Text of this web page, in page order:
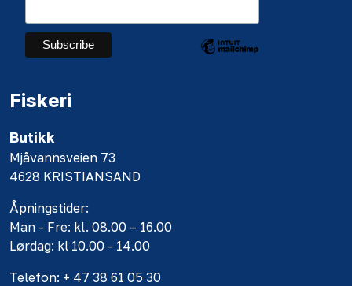
Fiskeri
Butikk
Mjåvannsveien 73
4628 KRISTIANSAND
Åpningstider:
Man - Fre: kl. 08.00 – 16.00
Lørdag: kl 10.00 - 14.00
Telefon: + 47 38 61 05 30